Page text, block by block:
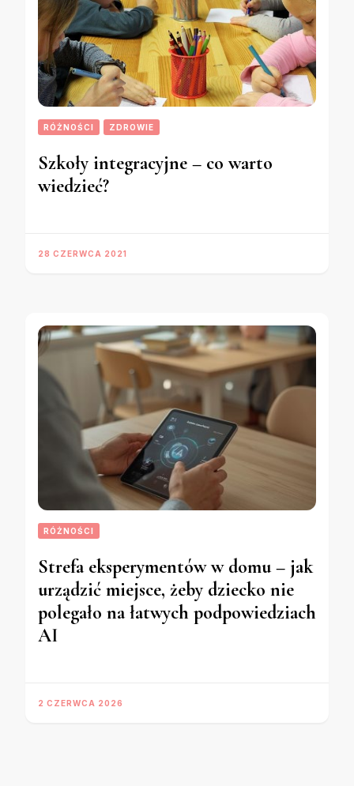
RÓŻNOŚCI ZDROWIE
Szkoły integracyjne – co warto
wiedzieć?
28 CZERWCA 2021
RÓŻNOŚCI
Strefa eksperymentów w domu – jak
urządzić miejsce, żeby dziecko nie
polegało na łatwych podpowiedziach
AI
2 CZERWCA 2026